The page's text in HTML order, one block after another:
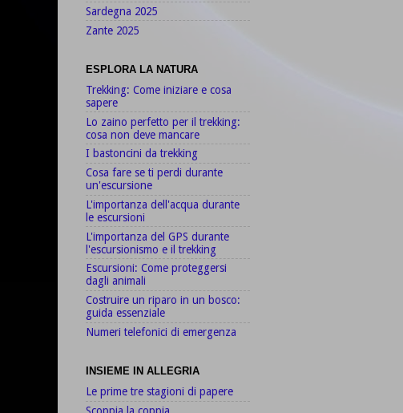
Sardegna 2025
Zante 2025
ESPLORA LA NATURA
Trekking: Come iniziare e cosa
sapere
Lo zaino perfetto per il trekking:
cosa non deve mancare
I bastoncini da trekking
Cosa fare se ti perdi durante
un'escursione
L'importanza dell'acqua durante
le escursioni
L'importanza del GPS durante
l'escursionismo e il trekking
Escursioni: Come proteggersi
dagli animali
Costruire un riparo in un bosco:
guida essenziale
Numeri telefonici di emergenza
INSIEME IN ALLEGRIA
Le prime tre stagioni di papere